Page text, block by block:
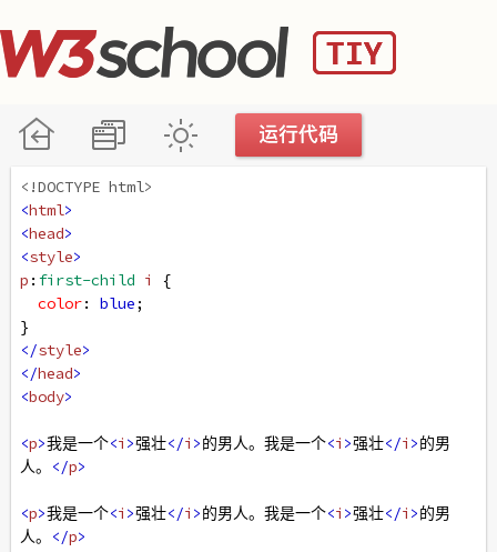
<!DOCTYPE html>
<html>
<head>
<style>
p : first-child i
{
color: blue;
</style>
</head>
<body>
<p>我是一个<i >强壮</i >的男人。我是一个<i >强壮</i >的男
人。
</p>
<p>我是一个<i >强壮</i >的男人。我是一个<i >强壮</i >的男
人。
</p>